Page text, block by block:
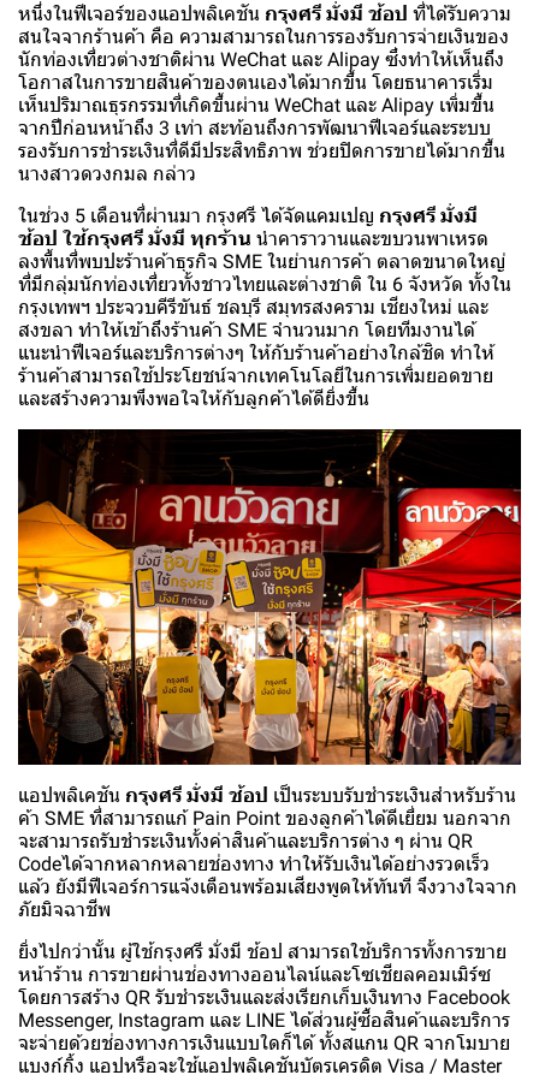
หนึ่งในฟีเจอร์ของแอปพลิเคชัน กรุงศรี มั่งมี ช้อป ที่ได้รับความ
สนใจจากร้านค้า คือ ความสามารถในการรองรับการจ่ายเงินของ
นักท่องเที่ยวต่างชาติผ่าน WeChat และ Alipay ซึ่งทำให้เห็นถึง
โอกาสในการขายสินค้าของตนเองได้มากขึ้น โดยธนาคารเริ่ม
เห็นปริมาณธุรกรรมที่เกิดขึ้นผ่าน WeChat และ Alipay เพิ่มขึ้น
จากปีก่อนหน้าถึง 3 เท่า สะท้อนถึงการพัฒนาฟีเจอร์และระบบ
รองรับการชำระเงินที่ดีมีประสิทธิภาพ ช่วยปิดการขายได้มากขึ้น
นางสาวดวงกมล กล่าว
ในช่วง 5 เดือนที่ผ่านมา กรุงศรี ได้จัดแคมเปญ กรุงศรี มั่งมี
ช้อป ใช้กรุงศรี มั่งมี ทุกร้าน นำคาราวานและขบวนพาเหรด
ลงพื้นที่พบปะร้านค้าธุรกิจ SME ในย่านการค้า ตลาดขนาดใหญ่
ที่มีกลุ่มนักท่องเที่ยวทั้งชาวไทยและต่างชาติ ใน 6 จังหวัด ทั้งใน
กรุงเทพฯ ประจวบคีรีขันธ์ ชลบุรี สมุทรสงคราม เชียงใหม่ และ
สงขลา ทำให้เข้าถึงร้านค้า SME จำนวนมาก โดยทีมงานได้
แนะนำฟีเจอร์และบริการต่างๆ ให้กับร้านค้าอย่างใกล้ชิด ทำให้
ร้านค้าสามารถใช้ประโยชน์จากเทคโนโลยีในการเพิ่มยอดขาย
และสร้างความพึงพอใจให้กับลูกค้าได้ดียิ่งขึ้น
แอปพลิเคชัน กรุงศรี มั่งมี ช้อป เป็นระบบรับชำระเงินสำหรับร้าน
ค้า SME ที่สามารถแก้ Pain Point ของลูกค้าได้ดีเยี่ยม นอกจาก
จะสามารถรับชำระเงินทั้งค่าสินค้าและบริการต่าง ๆ ผ่าน QR
Codeได้จากหลากหลายช่องทาง ทำให้รับเงินได้อย่างรวดเร็ว
แล้ว ยังมีฟีเจอร์การแจ้งเตือนพร้อมเสียงพูดให้ทันที จึงวางใจจาก
ภัยมิจฉาชีพ
ยิ่งไปกว่านั้น ผู้ใช้กรุงศรี มั่งมี ช้อป สามารถใช้บริการทั้งการขาย
หน้าร้าน การขายผ่านช่องทางออนไลน์และโซเชียลคอมเมิร์ซ
โดยการสร้าง QR รับชำระเงินและส่งเรียกเก็บเงินทาง Facebook
Messenger, Instagram และ LINE ได้ส่วนผู้ซื้อสินค้าและบริการ
จะจ่ายด้วยช่องทางการเงินแบบใดก็ได้ ทั้งสแกน QR จากโมบาย
แบงก์กิ้ง แอปหรือจะใช้แอปพลิเคชันบัตรเครดิต Visa / Master